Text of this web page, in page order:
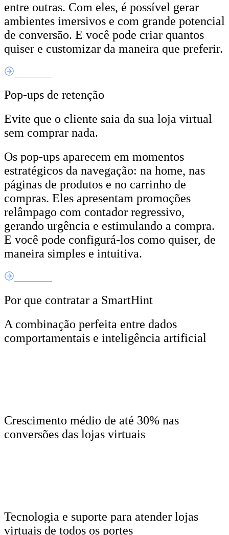
entre outras. Com eles, é possível gerar
ambientes imersivos e com grande potencial
de conversão. E você pode criar quantos
quiser e customizar da maneira que preferir.
Pop-ups de retenção
Evite que o cliente saia da sua loja virtual
sem comprar nada.
Os pop-ups aparecem em momentos
estratégicos da navegação: na home, nas
páginas de produtos e no carrinho de
compras. Eles apresentam promoções
relâmpago com contador regressivo,
gerando urgência e estimulando a compra.
E você pode configurá-los como quiser, de
maneira simples e intuitiva.
Por que contratar a SmartHint
A combinação perfeita entre dados
comportamentais e inteligência artificial
Crescimento médio de até 30% nas
conversões das lojas virtuais
Tecnologia e suporte para atender lojas
virtuais de todos os portes